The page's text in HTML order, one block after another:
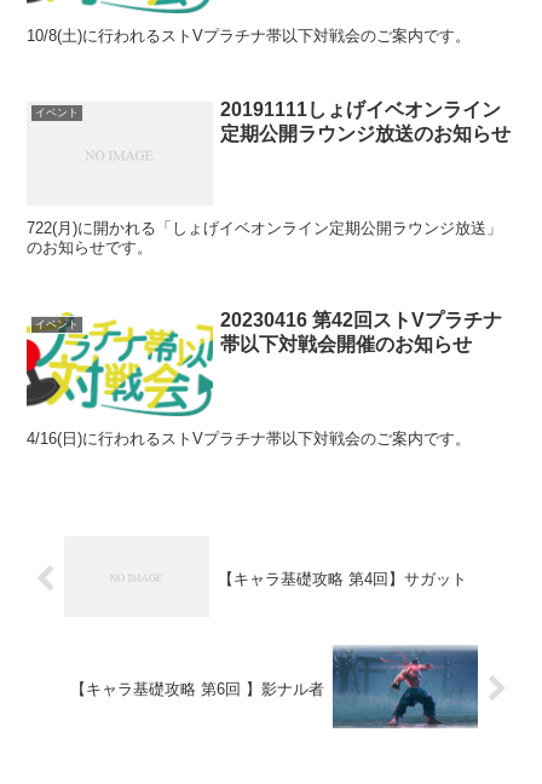
10/8(土)に行われるストVプラチナ帯以下対戦会のご案内です。
イベント
20191111しょげイベオンライン
定期公開ラウンジ放送のお知らせ
722(月)に開かれる「しょげイベオンライン定期公開ラウンジ放送」
のお知らせです。
イベント
20230416 第42回ストVプラチナ
帯以下対戦会開催のお知らせ
4/16(日)に行われるストVプラチナ帯以下対戦会のご案内です。
【キャラ基礎攻略 第4回】サガット
【キャラ基礎攻略 第6回 】影ナル者